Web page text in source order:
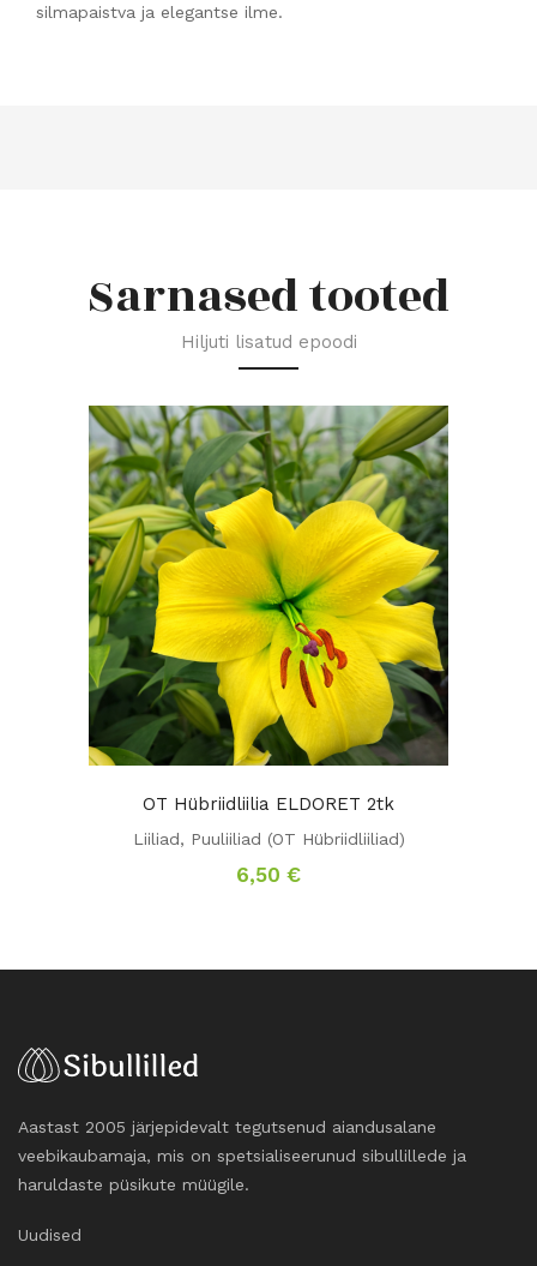
silmapaistva ja elegantse ilme.
Sarnased tooted
Hiljuti lisatud epoodi
OT Hübriidliilia ELDORET 2tk
Liiliad, Puuliiliad (OT Hübriidliiliad)
6,50 €
Aastast 2005 järjepidevalt tegutsenud aiandusalane
veebikaubamaja, mis on spetsialiseerunud sibullillede ja
haruldaste püsikute müügile.
Uudised